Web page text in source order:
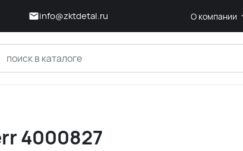
info@zktdetal.ru О компании
4000827